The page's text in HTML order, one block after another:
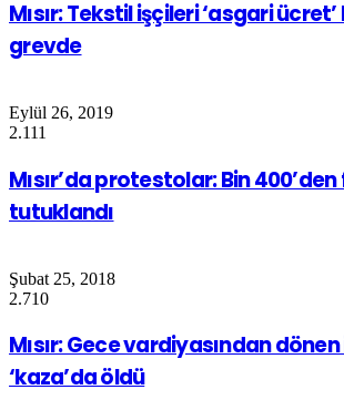
Mısır: Tekstil işçileri ‘asgari ücret’
grevde
Eylül 26, 2019
2.111
Mısır’da protestolar: Bin
tutuklandı
Şubat 25, 2018
2.710
Mısır: Gece vardiyasından
‘kaza’da öldü